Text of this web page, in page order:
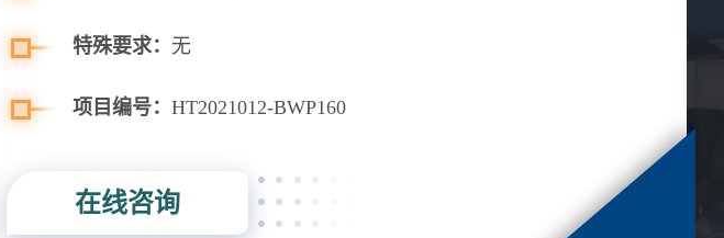
特殊要求： 无
项目编号： HT2021012-BWP160
在线咨询